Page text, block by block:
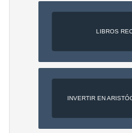
LIBROS
INVERTIR EN